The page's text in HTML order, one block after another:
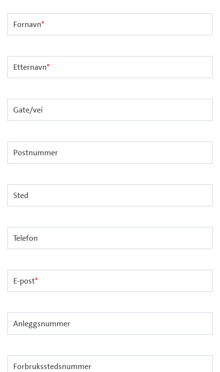
Fornavn*
Etternavn*
Gate/vei
Postnummer
Sted
Telefon
E-post*
Anleggsnummer
Forbruksstedsnummer